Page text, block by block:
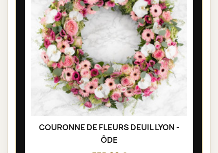
COURONNE DE FLEURS DEUIL LYON -
ÔDE